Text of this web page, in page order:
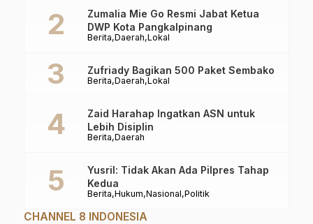
Berita Daerah Lokal
Zumalia Mie Go Resmi Jabat Ketua
DWP Kota Pangkalpinang
Berita Daerah Lokal
Zufriady Bagikan 500 Paket Sembako
Berita Daerah
Zaid Harahap Ingatkan ASN untuk
Lebih Disiplin
Berita Hukum Nasional Politik
Yusril: Tidak Akan Ada Pilpres Tahap
Kedua
CHANNEL 8 INDONESIA